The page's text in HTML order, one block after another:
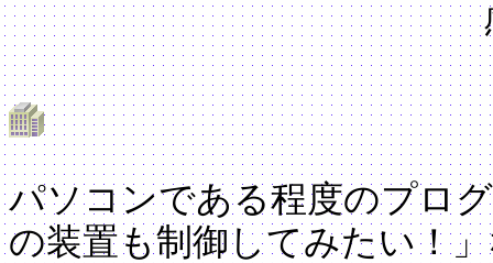
パソコンである程度のプロ
の装置も制御してみたい！